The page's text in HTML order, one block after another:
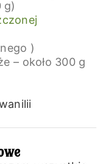
g)
)
– około 300 g